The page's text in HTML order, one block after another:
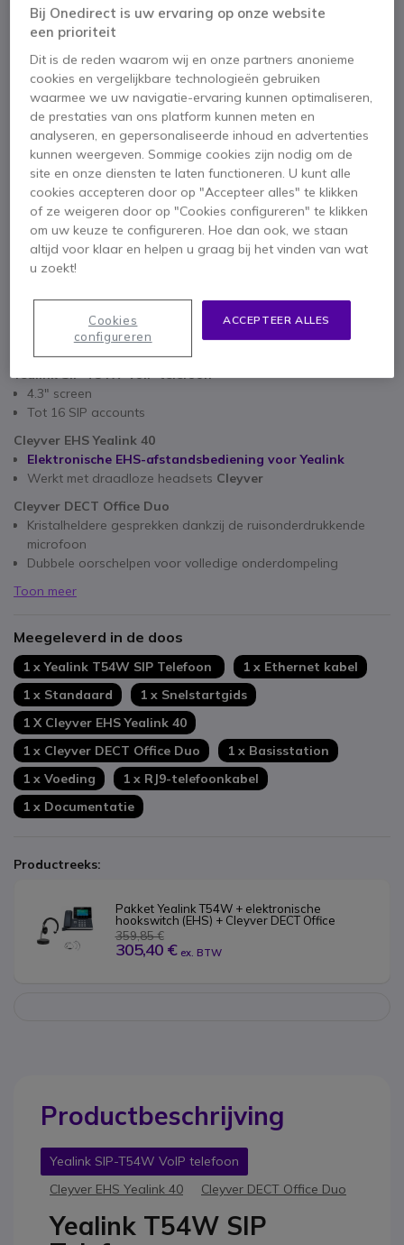
OP VOORRAAD
Dit pakket bevat:
x1 Yealink SIP-T54W VoIP telefoon
150,30 €
x1
Cleyver EHS Yealink 40
29,05 €
Cleyver DECT Office Duo
Bekijk alle producten in het pack (3)
Belangrijkste kenmerken
Yealink SIP-T54W VoIP telefoon
4.3" screen
Tot 16 SIP accounts
Cleyver EHS Yealink 40
Elektronische EHS-afstandsbediening voor Yealink
Werkt met draadloze headsets Cleyver
Cleyver DECT Office Duo
Kristalheldere gesprekken dankzij de ruisonderdrukkende
microfoon
Dubbele oorschelpen voor volledige onderdompeling
Toon meer
Meegeleverd in de doos
1 x Yealink T54W SIP Telefoon
1 x Ethernet kabel
1 x Standaard
1 x Snelstartgids
1 X Cleyver EHS Yealink 40
1 x Cleyver DECT Office Duo
1 x Basisstation
1 x Voeding
1 x RJ9-telefoonkabel
1 x Documentatie
Productreeks:
Pakket Yealink T54W + elektronische
hookswitch (EHS) + Cleyver DECT Office
359,85 €
305,40 € ex. BTW
Productbeschrijving
Yealink SIP-T54W VoIP telefoon
Cleyver EHS Yealink 40
Cleyver DECT Office Duo
Yealink T54W SIP
Bij Onedirect is uw ervaring op onze website
een prioriteit
Dit is de reden waarom wij en onze partners anonieme
cookies en vergelijkbare technologieën gebruiken
waarmee we uw navigatie-ervaring kunnen optimaliseren,
de prestaties van ons platform kunnen meten en
analyseren, en gepersonaliseerde inhoud en advertenties
kunnen weergeven. Sommige cookies zijn nodig om de
site en onze diensten te laten functioneren. U kunt alle
cookies accepteren door op "Accepteer alles" te klikken
of ze weigeren door op "Cookies configureren" te klikken
om uw keuze te configureren. Hoe dan ook, we staan
altijd voor klaar en helpen u graag bij het vinden van wat
u zoekt!
ACCEPTEER ALLES
Cookies
configureren